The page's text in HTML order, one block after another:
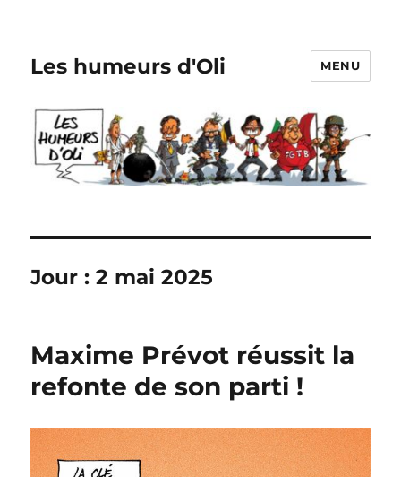
Les humeurs d'Oli MENU
Jour :2 mai 2025
Maxime Prévot réussit la
refonte de son parti !